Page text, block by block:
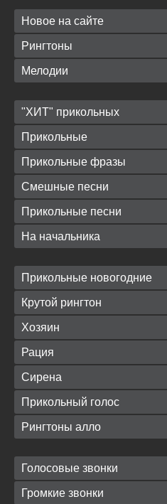
Новое на сайте
Рингтоны
Мелодии
"ХИТ" прикольных
Прикольные
Прикольные фразы
Смешные песни
Прикольные песни
На начальника
Прикольные новогодние
Крутой рингтон
Хозяин
Рация
Сирена
Прикольный голос
Рингтоны алло
Голосовые звонки
Громкие звонки